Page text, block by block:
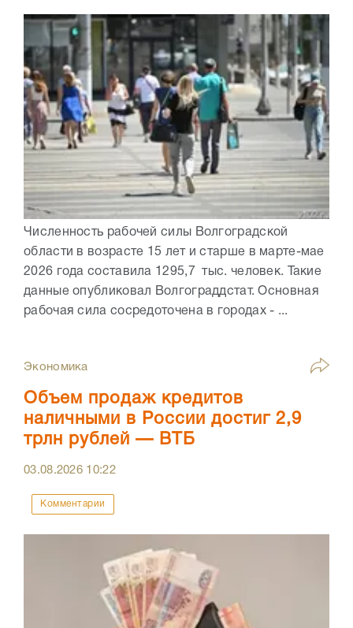
Численность рабочей силы Волгоградской
области в возрасте 15 лет и старше в марте-мае
2026 года составила 1295,7 тыс. человек. Такие
данные опубликовал Волгограддстат. Основная
рабочая сила сосредоточена в городах - ...
Экономика
Объем продаж кредитов
наличными в России достиг 2,9
трлн рублей — ВТБ
03.08.2026 10:22
Комментарии